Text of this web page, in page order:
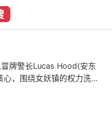
牌警长Lucas Hood(安东
心，围绕女妖镇的权力洗牌
在警局的内线Nina